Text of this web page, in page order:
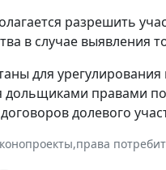
разрешить
в случае выявления
для
дольщиками правами
долевого
,права